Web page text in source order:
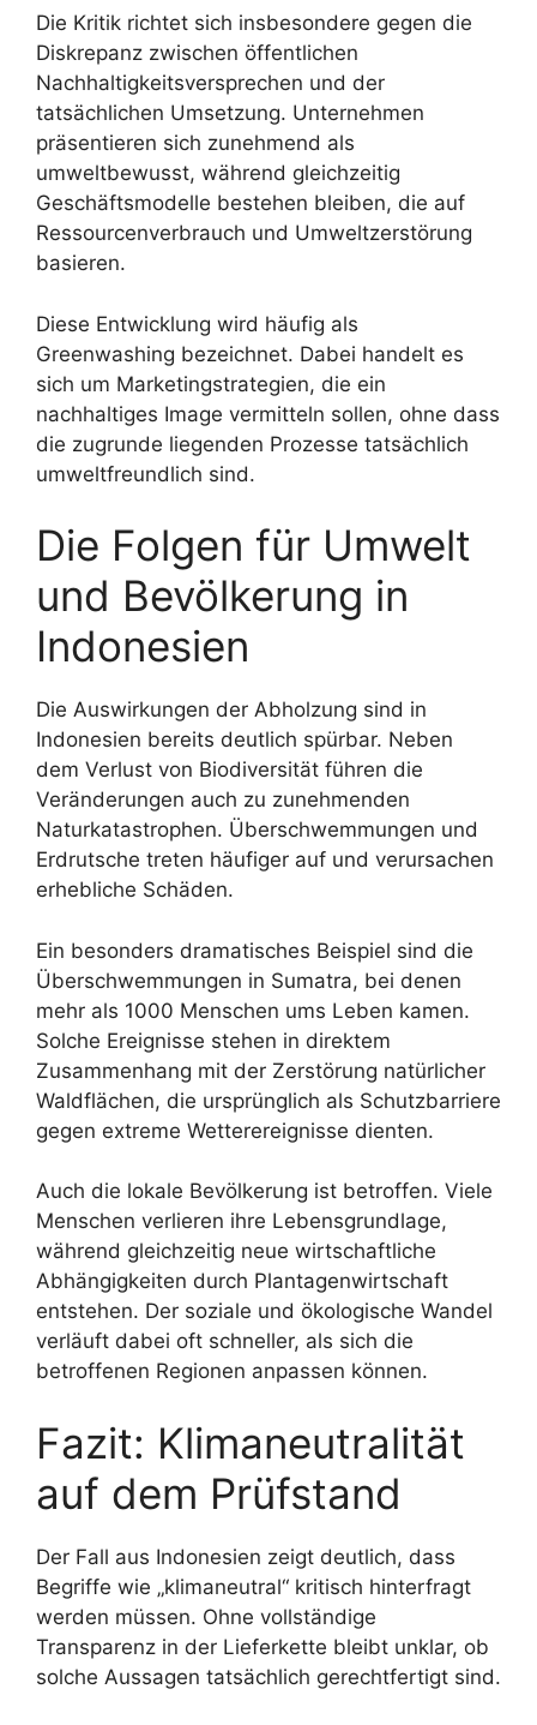
Die Kritik richtet sich insbesondere gegen die
Diskrepanz zwischen öffentlichen
Nachhaltigkeitsversprechen und der
tatsächlichen Umsetzung. Unternehmen
präsentieren sich zunehmend als
umweltbewusst, während gleichzeitig
Geschäftsmodelle bestehen bleiben, die auf
Ressourcenverbrauch und Umweltzerstörung
basieren.
Diese Entwicklung wird häufig als
Greenwashing bezeichnet. Dabei handelt es
sich um Marketingstrategien, die ein
nachhaltiges Image vermitteln sollen, ohne dass
die zugrunde liegenden Prozesse tatsächlich
umweltfreundlich sind.
Die Folgen für Umwelt
und Bevölkerung in
Indonesien
Die Auswirkungen der Abholzung sind in
Indonesien bereits deutlich spürbar. Neben
dem Verlust von Biodiversität führen die
Veränderungen auch zu zunehmenden
Naturkatastrophen. Überschwemmungen und
Erdrutsche treten häufiger auf und verursachen
erhebliche Schäden.
Ein besonders dramatisches Beispiel sind die
Überschwemmungen in Sumatra, bei denen
mehr als 1000 Menschen ums Leben kamen.
Solche Ereignisse stehen in direktem
Zusammenhang mit der Zerstörung natürlicher
Waldflächen, die ursprünglich als Schutzbarriere
gegen extreme Wetterereignisse dienten.
Auch die lokale Bevölkerung ist betroffen. Viele
Menschen verlieren ihre Lebensgrundlage,
während gleichzeitig neue wirtschaftliche
Abhängigkeiten durch Plantagenwirtschaft
entstehen. Der soziale und ökologische Wandel
verläuft dabei oft schneller, als sich die
betroffenen Regionen anpassen können.
Fazit: Klimaneutralität
auf dem Prüfstand
Der Fall aus Indonesien zeigt deutlich, dass
Begriffe wie „klimaneutral“ kritisch hinterfragt
werden müssen. Ohne vollständige
Transparenz in der Lieferkette bleibt unklar, ob
solche Aussagen tatsächlich gerechtfertigt sind.